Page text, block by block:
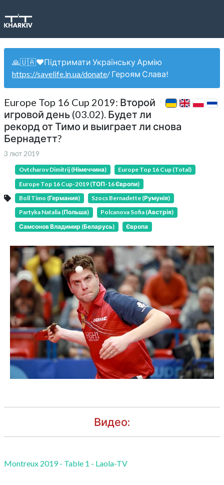
🙏🇺🇦❤️Підтримати Українську Армію
https://savelife.in.ua/donate/ Героям Слава!
Europe Top 16 Cup 2019: Второй
игровой день (03.02). Будет ли
рекорд от Тимо и выиграет ли снова
Бернадетт?
3 лют 2019
Ovtcharov Dimitrij (Німеччина)
Europe Top 16 Cup (Total)
Europe Top 16 Cup-2019 (ТОП-16 Європи)
Boll Timo (Германия)
Szocs Bernadette (Румунія)
Partyka Natalia (Польша)
Polcanova Sofia (Австрія)
Самсонов Владимир (Беларусь)
Європа
Видео:
Montreux 2019 - Table 1 - Laola-TV